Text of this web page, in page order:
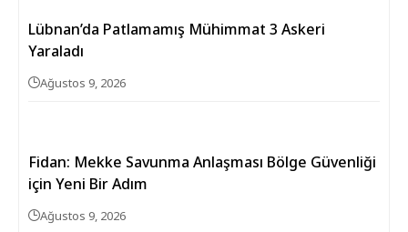
Lübnan’da Patlamamış Mühimmat 3 Askeri
Yaraladı
Ağustos 9, 2026
Fidan: Mekke Savunma Anlaşması Bölge Güvenliği
için Yeni Bir Adım
Ağustos 9, 2026